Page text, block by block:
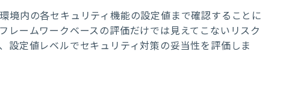
境内の各セキュリティ機能の設定値まで確認することに
レームワークベースの評価だけでは見えてこないリスク
設定値レベルでセキュリティ対策の妥当性を評価しま